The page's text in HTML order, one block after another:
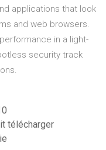
applications that look
and web browsers.
in a light-
security track
télécharger